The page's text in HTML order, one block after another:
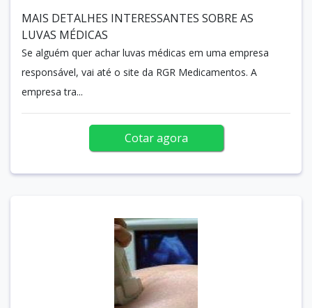
MAIS DETALHES INTERESSANTES SOBRE AS
LUVAS MÉDICAS
Se alguém quer achar luvas médicas em uma empresa
responsável, vai até o site da RGR Medicamentos. A
empresa tra...
Cotar agora